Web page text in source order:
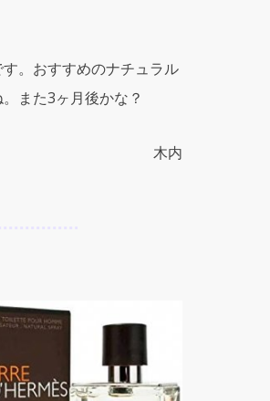
。おすすめのナチュラル
また3ヶ月後かな？
木内